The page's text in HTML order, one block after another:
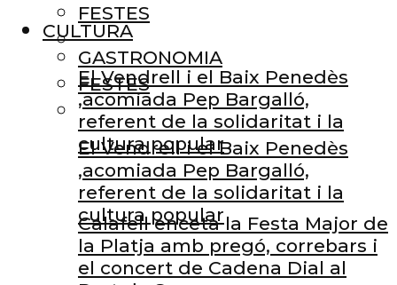
FESTES
El Vendrell i el Baix Penedès
,acomiada Pep Bargalló,
referent de la solidaritat i la
cultura popular
Calafell enceta la Festa Major de
la Platja amb pregó, correbars i
el concert de Cadena Dial al
CULTURA
GASTRONOMIA
FESTES
El Vendrell i el Baix Penedès
,acomiada Pep Bargalló,
referent de la solidaritat i la
cultura popular